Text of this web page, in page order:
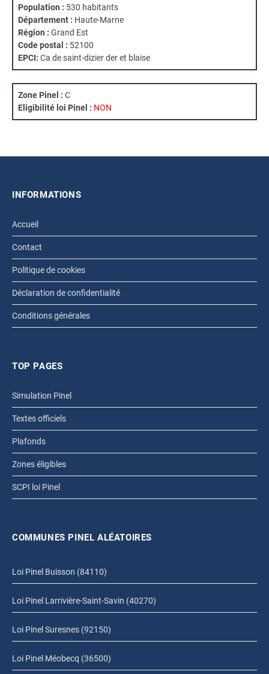
Population : 530 habitants
Département : Haute-Marne
Région : Grand Est
Code postal : 52100
EPCI: Ca de saint-dizier der et blaise
Zone Pinel : C
Eligibilité loi Pinel : NON
INFORMATIONS
Accueil
Contact
Politique de cookies
Déclaration de confidentialité
Conditions générales
TOP PAGES
Simulation Pinel
Textes officiels
Plafonds
Zones éligibles
SCPI loi Pinel
COMMUNES PINEL ALÉATOIRES
Loi Pinel Buisson (84110)
Loi Pinel Larrivière-Saint-Savin (40270)
Loi Pinel Suresnes (92150)
Loi Pinel Méobecq (36500)